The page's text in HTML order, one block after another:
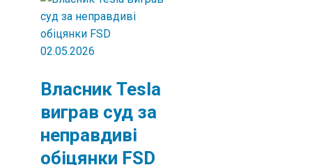
02.05.2026
Власник Tesla
виграв суд за
неправдиві
обіцянки FSD